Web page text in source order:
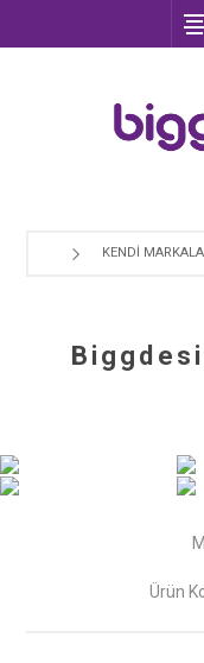
KENDI
Ürün